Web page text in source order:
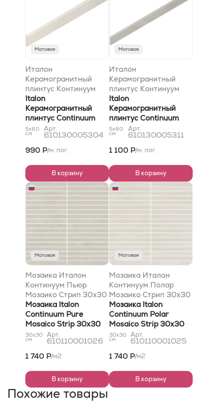
Матовая
Италон
Керамогранитный
плинтус Континуум
Баттископа Поларр
7,2x60
Italon
Керамогранитный
плинтус Continuum
Battiscopa Polarr
7,2x60
5x60
см
Арт.
610130005304
990 Р/м. пог.
В корзину
Матовая
Италон
Керамогранитный
плинтус Континуум
Баттископа Сильвер
7,2x80
Italon
Керамогранитный
плинтус Continuum
Battiscopa Silver
7,2x80
5x80
см
Арт.
610130005311
1 100 Р/м. пог.
В корзину
Матовая
Мозаика Италон
Континуум Пьюр
Мозаико Стрип 30x30
Мозаика Italon
Continuum Pure
Mosaico Strip 30x30
30x30
см
Арт.
610110001026
1 740 Р/м2
В корзину
Матовая
Мозаика Италон
Континуум Полар
Мозаико Стрип 30x30
Мозаика Italon
Continuum Polar
Mosaico Strip 30x30
30x30
см
Арт.
610110001025
1 740 Р/м2
В корзину
Похожие товары